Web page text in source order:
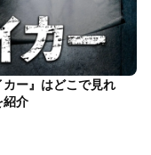
ー』はどこで見れ
紹介